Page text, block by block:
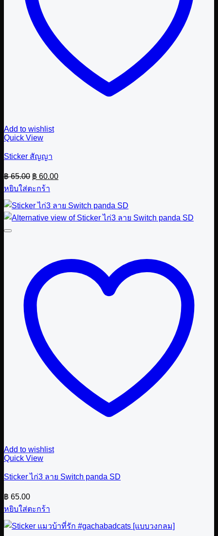
Add to wishlist
Quick View
Sticker สัญญา
฿65.00 Original
price
was:
฿ 65.00.
฿ 60.00Current
price
฿ 60.00.
หยิบใส่ตะกร้า
Add to wishlist
Quick View
Sticker ไก่3 ลาย Switch panda SD
฿ 65.00
หยิบใส่ตะกร้า